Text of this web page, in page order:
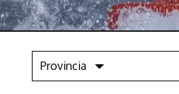
Provincia
Montanejos